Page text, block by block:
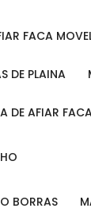
FACA
DE PLAINA
DE AFIAR
BORRAS